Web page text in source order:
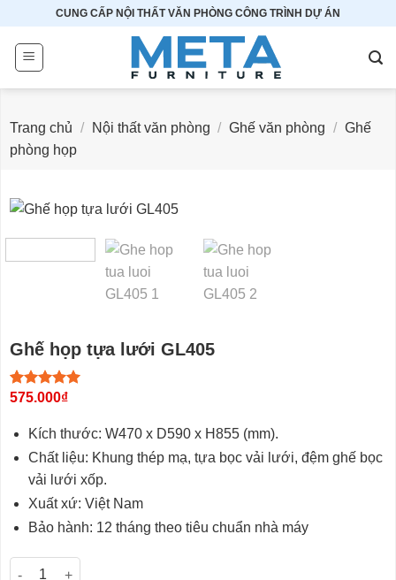
dung
CUNG CẤP NỘI THẤT VĂN PHÒNG CÔNG TRÌNH DỰ ÁN
Trang chủ / Nội thất văn phòng / Ghế văn phòng / Ghế
phòng họp
Ghế họp tựa lưới GL405
5.00trên 5
3
đánh giá
575.000₫
Kích thước: W470 x D590 x H855 (mm).
Chất liệu: Khung thép mạ, tựa bọc vải lưới, đệm ghế bọc
vải lưới xốp.
Xuất xứ: Việt Nam
Bảo hành: 12 tháng theo tiêu chuẩn nhà máy
Ghế họp tựa lưới GL405 số lượng